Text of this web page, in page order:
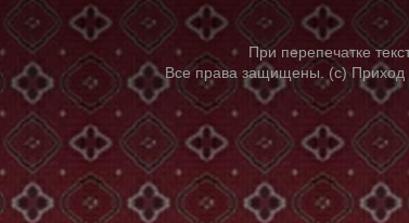
При перепечатке
Все права защищены. (с) Приход